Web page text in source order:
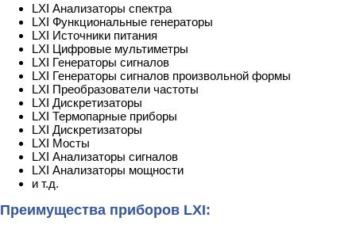
LXI Анализаторы спектра
LXI Функциональные генераторы
LXI Источники питания
LXI Цифровые мультиметры
LXI Генераторы сигналов
LXI Генераторы сигналов произвольной формы
LXI Преобразователи частоты
LXI Дискретизаторы
LXI Термопарные приборы
LXI Дискретизаторы
LXI Мосты
LXI Анализаторы сигналов
LXI Анализаторы мощности
и т.д.
Преимущества приборов LXI: